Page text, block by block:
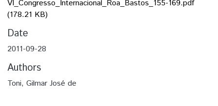
VI_Congresso_Internacional_Roa_Bastos_155-169.pdf
(178.21 KB)
Date
2011-09-28
Authors
Toni, Gilmar José de